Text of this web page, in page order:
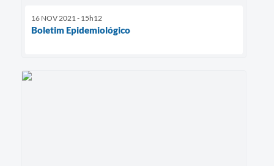
16 NOV 2021 - 15h12
Boletim Epidemiológico